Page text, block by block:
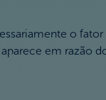
o
em razão